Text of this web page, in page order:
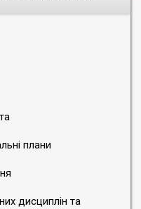
плани
дисциплін та